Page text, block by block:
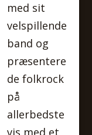
med sit
velspillende
band og
præsentere
de folkrock
på
allerbedste